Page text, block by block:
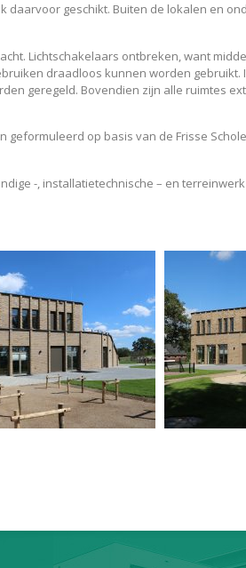
geschikt. Buiten de lokalen en
Lichtschakelaars ontbreken, want
draadloos kunnen worden
geregeld. Bovendien zijn alle ruimtes
op basis van de Frisse
-, installatietechnische – en